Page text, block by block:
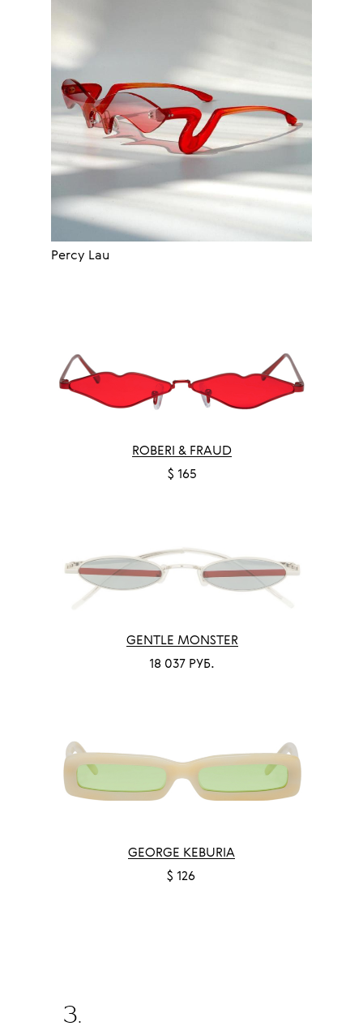
Percy Lau
ROBERI & FRAUD
$ 165
GENTLE MONSTER
18 037 РУБ.
GEORGE KEBURIA
$ 126
3.